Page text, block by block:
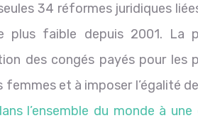
34 réformes juridiques
plus faible depuis 2001. La
des congés payés pour les
femmes et à imposer l’égalité
l’ensemble du monde à